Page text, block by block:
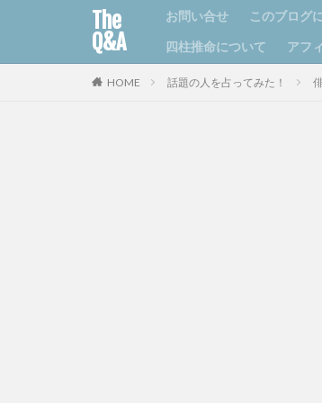
The
Q&A
お問い合せ このブログ
四柱推命について
アフ
HOME 話題の人を占ってみた！